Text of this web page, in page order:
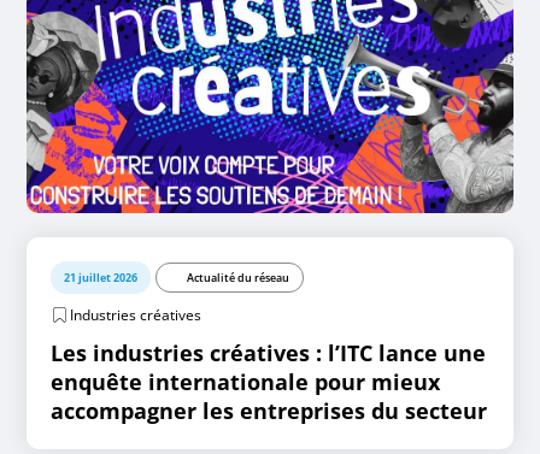
21 juillet 2026 Actualité du réseau
Industries créatives
Les industries créatives : l’ITC lance une
enquête internationale pour mieux
accompagner les entreprises du secteur